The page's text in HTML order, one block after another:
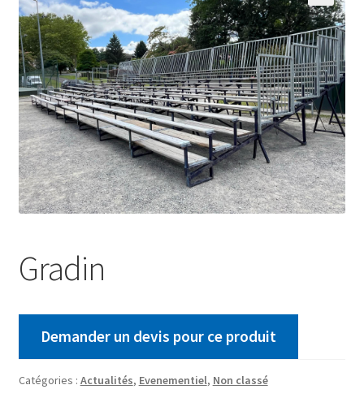
Gradin
Demander un devis pour ce produit
Catégories : Actualités, Evenementiel, Non classé